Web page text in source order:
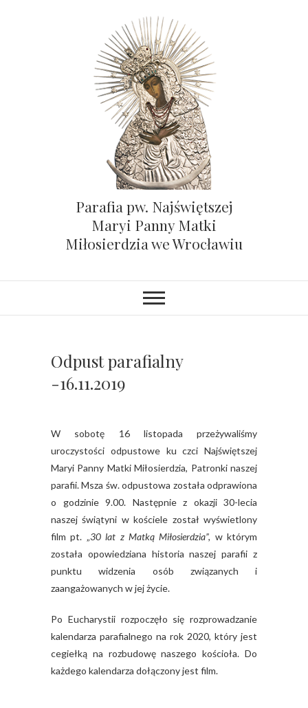
Parafia pw. Najświętszej
Maryi Panny Matki
Miłosierdzia we Wrocławiu
Odpust parafialny
-16.11.2019
W sobotę 16 listopada przeżywaliśmy
uroczystości odpustowe ku czci Najświętszej
Maryi Panny Matki Miłosierdzia, Patronki naszej
parafii. Msza św. odpustowa została odprawiona
o godzinie 9.00. Następnie z okazji 30-lecia
naszej świątyni w kościele został wyświetlony
film pt. „30 lat z Matką Miłosierdzia”, w którym
została opowiedziana historia naszej parafii z
punktu widzenia osób związanych i
zaangażowanych w jej życie.
Po Eucharystii rozpoczęło się rozprowadzanie
kalendarza parafialnego na rok 2020, który jest
cegiełką na rozbudowę naszego kościoła. Do
każdego kalendarza dołączony jest film.